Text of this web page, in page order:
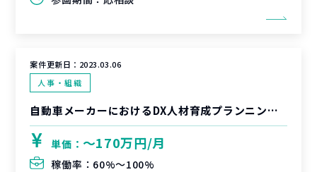
案件更新日： 2023.03.06
人事・組織
自動車メーカーにおけるDX人材育成プランニングプロジェクト
単価： 〜170万円/月
稼働率： 60%〜100%